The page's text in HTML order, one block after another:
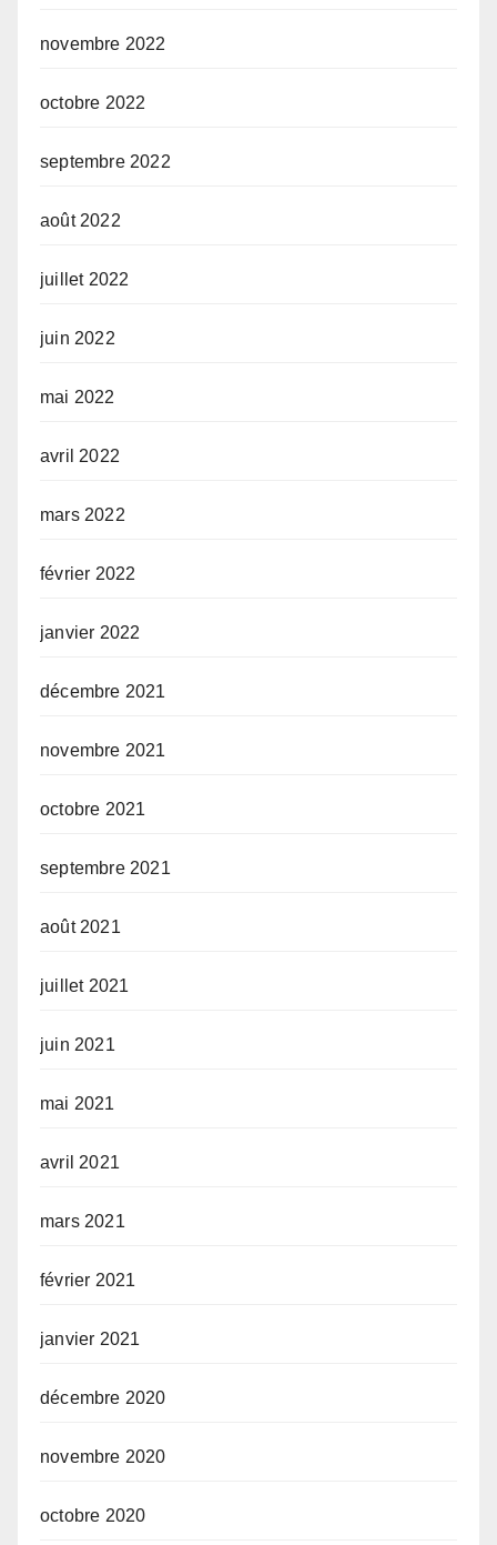
novembre 2022
octobre 2022
septembre 2022
août 2022
juillet 2022
juin 2022
mai 2022
avril 2022
mars 2022
février 2022
janvier 2022
décembre 2021
novembre 2021
octobre 2021
septembre 2021
août 2021
juillet 2021
juin 2021
mai 2021
avril 2021
mars 2021
février 2021
janvier 2021
décembre 2020
novembre 2020
octobre 2020